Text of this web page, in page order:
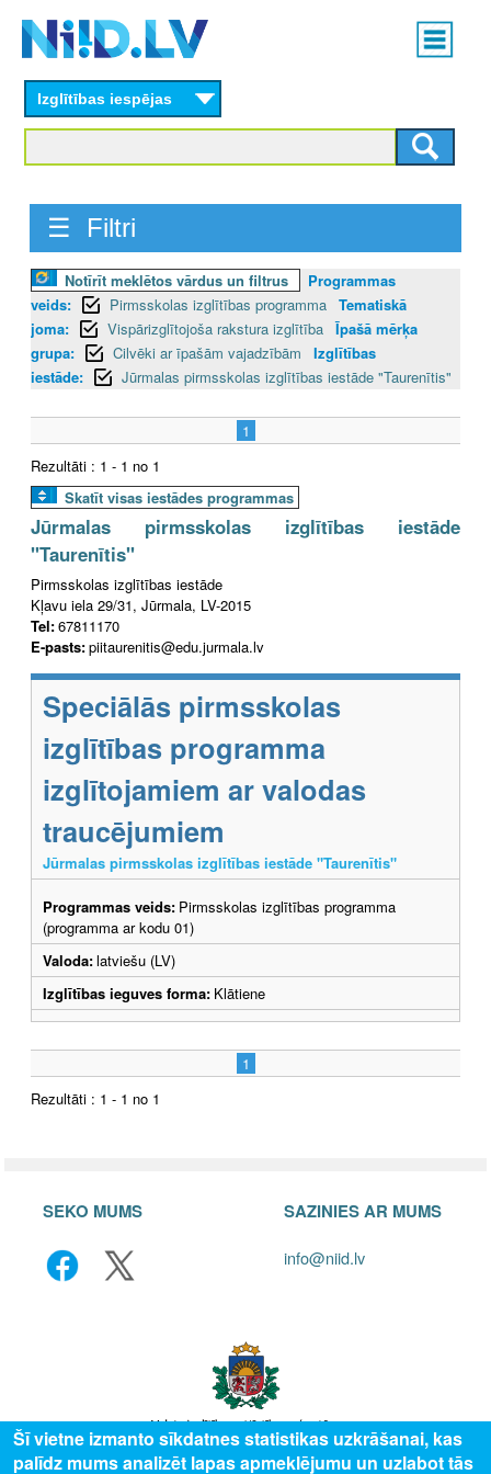
content
Main
menu
Izglītības iespējas
☰ Filtri
Notīrīt meklētos vārdus un filtrus
Programmas
veids:
Pirmsskolas izglītības programma Tematiskā
joma:
Vispārizglītojoša rakstura izglītība Īpašā mērķa
grupa:
Cilvēki ar īpašām vajadzībām
Izglītības
iestāde:
Jūrmalas pirmsskolas izglītības iestāde "Taurenītis"
1
Rezultāti : 1 - 1 no 1
Skatīt visas iestādes programmas
Jūrmalas pirmsskolas izglītības iestāde
"Taurenītis"
Pirmsskolas izglītības iestāde
Kļavu iela 29/31, Jūrmala, LV-2015
Tel:67811170
E-pasts:piitaurenitis@edu.jurmala.lv
Speciālās pirmsskolas
izglītības programma
izglītojamiem ar valodas
traucējumiem
Jūrmalas pirmsskolas izglītības iestāde "Taurenītis"
Programmas veids: Pirmsskolas izglītības programma
(programma ar kodu 01)
Valoda:latviešu (LV)
Izglītības ieguves forma: Klātiene
1
Rezultāti : 1 - 1 no 1
SEKO MUMS SAZINIES AR MUMS
info@niid.lv
Šī vietne izmanto sīkdatnes statistikas uzkrāšanai, kas
palīdz mums analizēt lapas apmeklējumu un uzlabot tās